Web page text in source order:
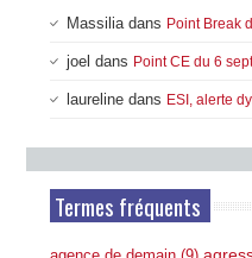
Massilia dans Point Break
joel dans Point CE du 6
laureline dans ESI, alerte
Termes fréquents